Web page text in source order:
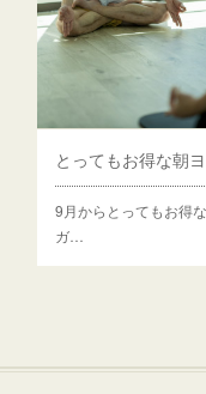
9月からとってもお得
ガ…